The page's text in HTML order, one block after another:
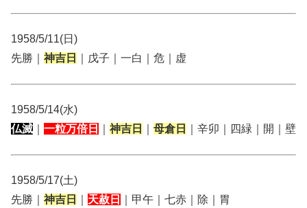
1958/5/11(日)
先勝｜ 神吉日 ｜戊子｜一白｜危｜虚
1958/5/14(水)
仏滅
一粒万倍日 神吉日 母倉日 ｜辛卯｜四緑｜開｜壁
1958/5/17(土)
先勝｜ 神吉日 天赦日 ｜甲午｜七赤｜除｜胃